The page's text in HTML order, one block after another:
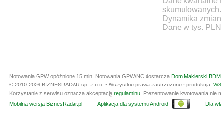
skumulowanych.
Dynamika
Dane w tys. PLN
Notowania GPW opóźnione 15 min. Notowania GPW/NC dostarcza Dom Maklerski
© 2010-2026 BIZNESRADAR sp. z o.o. • Wszystkie prawa zastrzeżone • produkcja:
Korzystanie z serwisu oznacza akceptację regulaminu . Prezentowanie kwotowania
Mobilna wersja BiznesRadar.pl
Aplikacja dla systemu Android Dla